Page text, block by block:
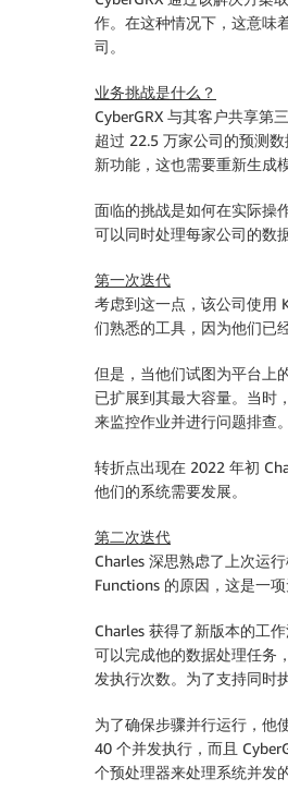
作。在这种情况下，这意味
司。
业务挑战是什么？
CyberGRX 与其客户共享第
超过 22.5 万家公司的预测
新功能，这也需要重新生成模
面临的挑战是如何在实际操
可以同时处理每家公司的数
第一次迭代
考虑到这一点，该公司使用
们熟悉的工具，因为他们已
但是，当他们试图为平台上
已扩展到其最大容量。当时
来监控作业并进行问题排查。
转折点出现在 2022 年初
他们的系统需要发展。
第二次迭代
Charles 深思熟虑了上次运
Functions 的原因，这是一
Charles 获得了新版本的工
可以完成他的数据处理任务
发执行次数。为了支持同时
为了确保步骤并行运行，他
40 个并发执行，而且
个预处理器来处理系统并发